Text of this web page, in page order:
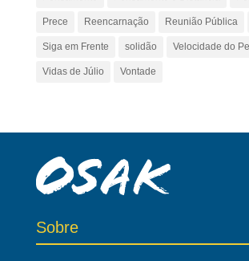
Prece Reencarnação Reunião Pública
Siga em Frente solidão Velocidade do
Vidas de Júlio Vontade
Sobre